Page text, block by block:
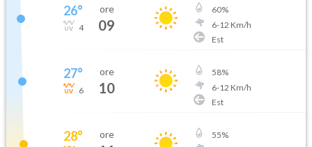
26°
4
ore
09
60%
6-12 Km/h
Est
27°
6
ore
10
58%
6-12 Km/h
Est
28° ore 55%